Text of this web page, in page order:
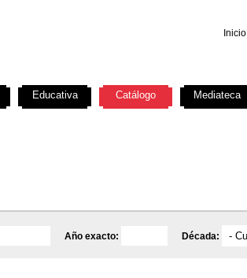
Inicio
Año exacto: Década:
Educativa Catálogo Mediateca